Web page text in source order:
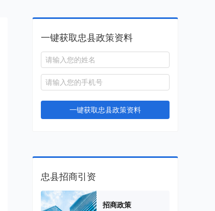
一键获取忠县政策资料
一键获取忠县政策资料
忠县招商引资
招商政策